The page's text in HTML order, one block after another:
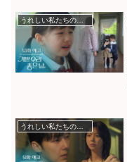
うれしい私たちの良い日
うれしい私たちの良い日